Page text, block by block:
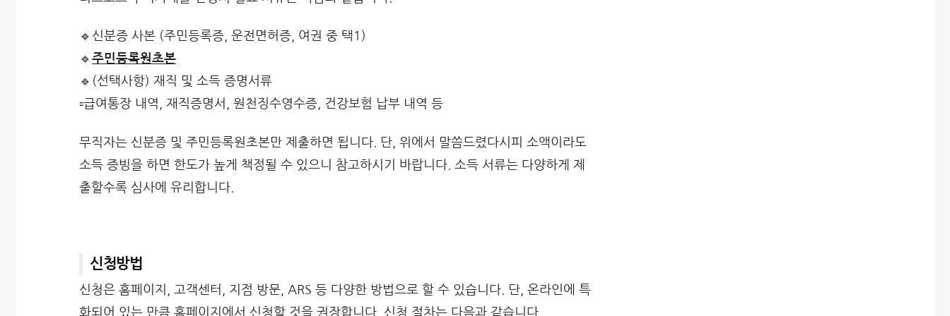
🔹신분증 사본 (주민등록증, 운전면허증, 여권 중 택1)
🔹 주민등록원초본
🔹(선택사항) 재직 및 소득 증명서류
▫️급여통장 내역, 재직증명서, 원천징수영수증, 건강보험 납부 내역 등
무직자는 신분증 및 주민등록원초본만 제출하면 됩니다. 단, 위에서 말씀드렸다시피 소액이라도
소득 증빙을 하면 한도가 높게 책정될 수 있으니 참고하시기 바랍니다. 소득 서류는 다양하게 제
출할수록 심사에 유리합니다.
신청방법
신청은 홈페이지, 고객센터, 지점 방문, ARS 등 다양한 방법으로 할 수 있습니다. 단, 온라인에 특
화되어 있는 만큼 홈페이지에서 신청할 것을 권장합니다. 신청 절차는 다음과 같습니다.